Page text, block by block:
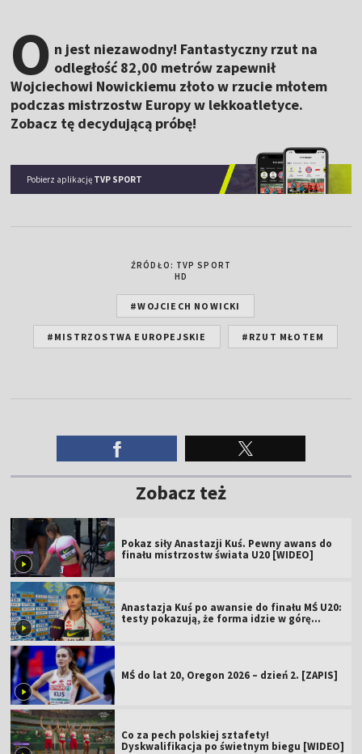
O n jest niezawodny! Fantastyczny rzut na
odległość 82,00 metrów zapewnił
Wojciechowi Nowickiemu złoto w rzucie młotem
podczas mistrzostw Europy w lekkoatletyce.
Zobacz tę decydującą próbę!
Pobierz aplikację TVP SPORT
ŹRÓDŁO: TVP SPORT
HD
#WOJCIECH NOWICKI
#MISTRZOSTWA EUROPEJSKIE #RZUT MŁOTEM
Zobacz też
Pokaz siły Anastazji Kuś. Pewny awans do
finału mistrzostw świata U20 [WIDEO]
Anastazja Kuś po awansie do finału MŚ U20:
testy pokazują, że forma idzie w górę
MŚ do lat 20, Oregon 2026 – dzień 2. [ZAPIS]
Co za pech polskiej sztafety!
Dyskwalifikacja po świetnym biegu [WIDEO]